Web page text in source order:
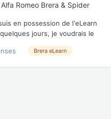
Alfa Romeo Brera & Spider
en possession de l'eLearn
jours, je voudrais le
privé svp. @+Brera eLearn